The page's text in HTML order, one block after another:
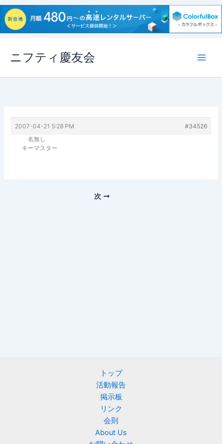
ス
ニフティ慶友会
2007-04-21 5:28 PM
#34526
名無し
キーマスター
次
トップ
活動報告
掲示板
リンク
会則
About Us